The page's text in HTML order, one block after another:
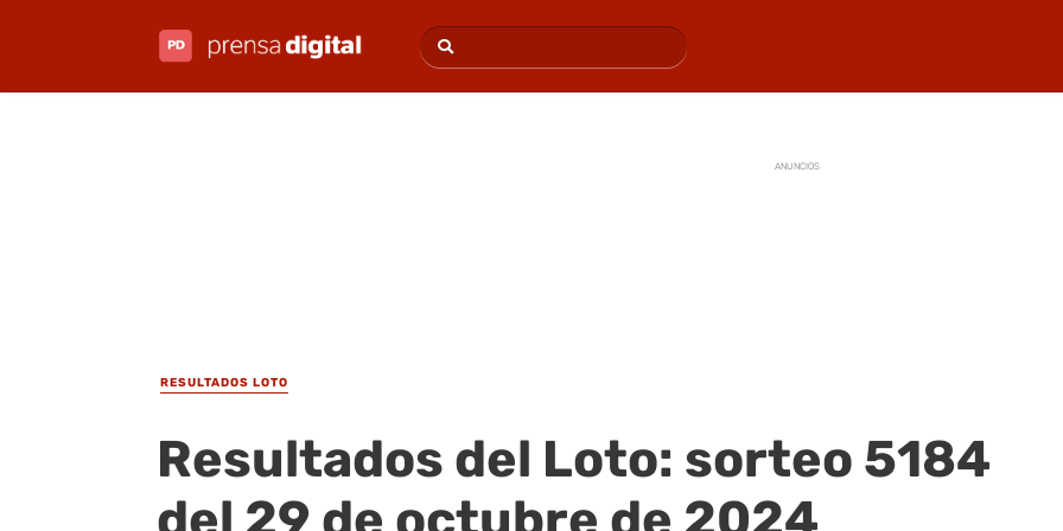
ANUNCIOS
RESULTADOS LOTO
Resultados del Loto: sorteo 5184